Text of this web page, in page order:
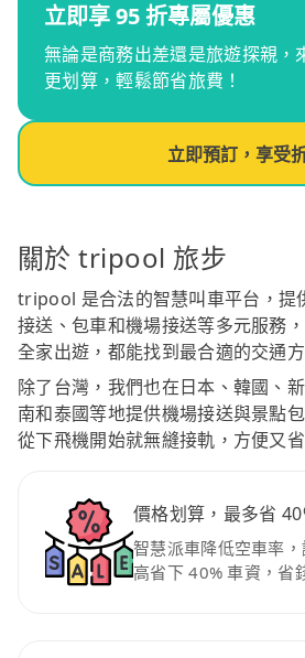
立即享 95 折專屬優惠
無論是商務出差還是旅遊探親，
更划算，輕鬆節省旅費！
立即預訂，享受
關於 tripool 旅步
tripool 是合法的智慧叫車平台，提
接送、包車和機場接送等多元服務
全家出遊，都能找到最合適的交通方
除了台灣，我們也在日本、韓國、
南和泰國等地提供機場接送與景點
從下飛機開始就無縫接軌，方便又省
價格划算，最多省
智慧派車降低空車率
高省下 40% 車資，省